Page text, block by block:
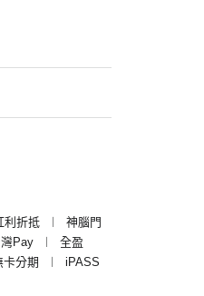
利折抵 ︱
神腦門
Pay ︱
全盈
卡分期 ︱
iPASS